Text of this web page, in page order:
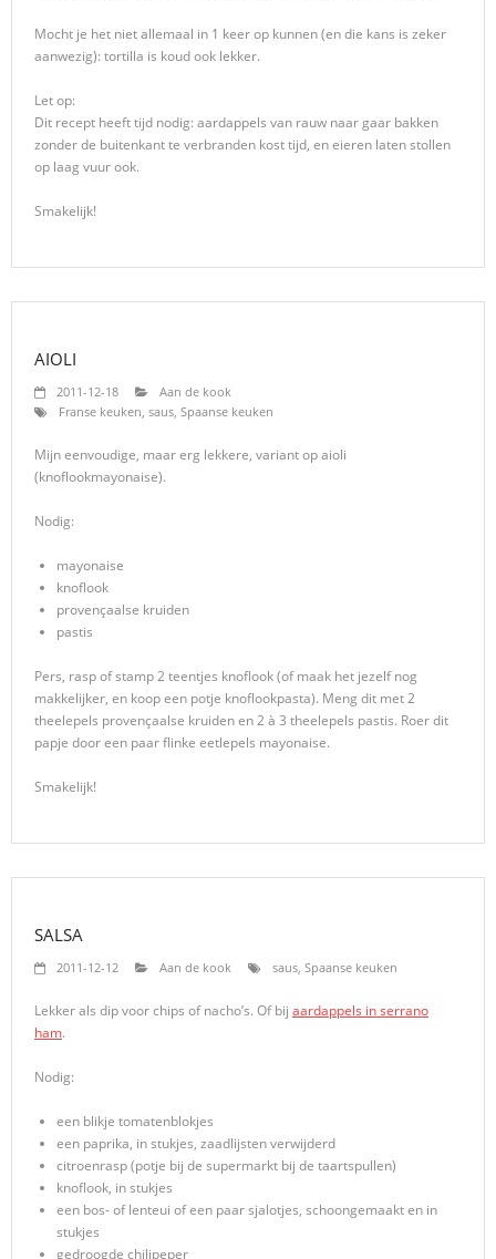
Mocht je het niet allemaal in 1 keer op kunnen (en die kans is zeker
aanwezig): tortilla is koud ook lekker.
Let op:
Dit recept heeft tijd nodig: aardappels van rauw naar gaar bakken
zonder de buitenkant te verbranden kost tijd, en eieren laten stollen
op laag vuur ook.
Smakelijk!
AIOLI
2011-12-18
Aan de kook
Franse keuken, saus, Spaanse keuken
Mijn eenvoudige, maar erg lekkere, variant op aioli
(knoflookmayonaise).
Nodig:
mayonaise
knoflook
provençaalse kruiden
pastis
Pers, rasp of stamp 2 teentjes knoflook (of maak het jezelf nog
makkelijker, en koop een potje knoflookpasta). Meng dit met 2
theelepels provençaalse kruiden en 2 à 3 theelepels pastis. Roer dit
papje door een paar flinke eetlepels mayonaise.
Smakelijk!
SALSA
2011-12-12 Aan de kook saus, Spaanse keuken
Lekker als dip voor chips of nacho’s. Of bij aardappels in serrano
ham.
Nodig:
een blikje tomatenblokjes
een paprika, in stukjes, zaadlijsten verwijderd
citroenrasp (potje bij de supermarkt bij de taartspullen)
knoflook, in stukjes
een bos- of lenteui of een paar sjalotjes, schoongemaakt en in
stukjes
gedroogde chilipeper